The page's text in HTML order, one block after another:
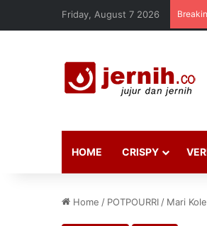
Friday, August 7 2026
HOME CRISPY
Home / POTPOURRI / Mari